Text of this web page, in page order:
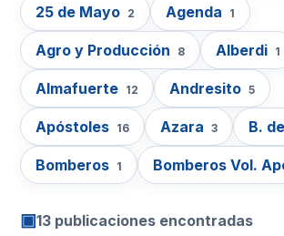
25 de Mayo 2 Agenda 1
Agro y Producción 8 Alberdi 1
Almafuerte 12 Andresito 5
Apóstoles 16 Azara 3 B.
Bomberos 1 Bomberos Vol.
▣13 publicaciones encontradas